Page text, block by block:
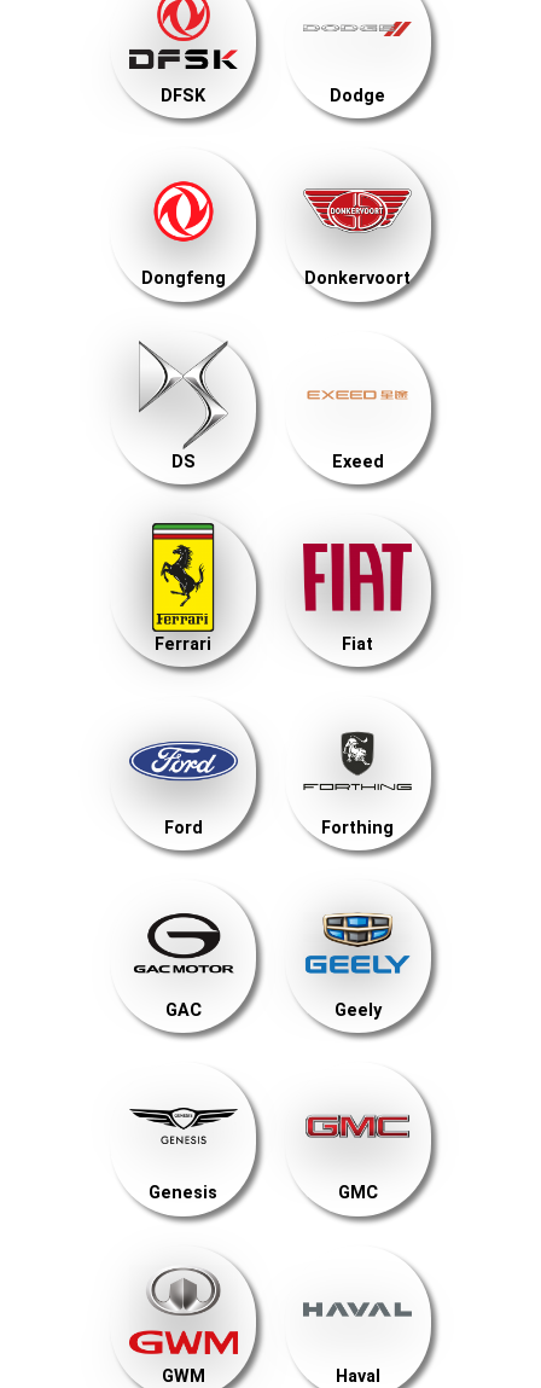
DFSK Dodge
Dongfeng Donkervoort
DS Exeed
Ferrari Fiat
Ford Forthing
GAC Geely
Genesis GMC
GWM Haval